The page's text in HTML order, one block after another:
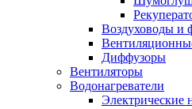
Воздуховоды и
Диффузоры
Вентиляторы
Водонагреватели
Электрические